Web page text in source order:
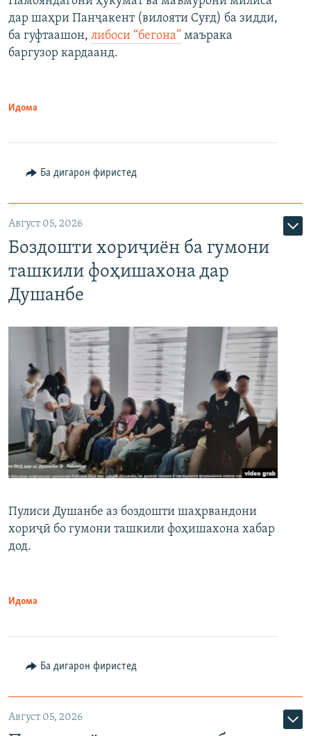
дар шаҳри Панҷакент (вилояти Суғд) ба зидди,
ба гуфтаашон, либоси “бегона” маърака
баргузор кардаанд.
Идома
Ба дигарон фиристед
Август 05, 2026
Боздошти хориҷиён ба гумони
ташкили фоҳишахона дар
Душанбе
Пулиси Душанбе аз боздошти шаҳрвандони
хориҷӣ бо гумони ташкили фоҳишахона хабар
дод.
Идома
Ба дигарон фиристед
Август 05, 2026